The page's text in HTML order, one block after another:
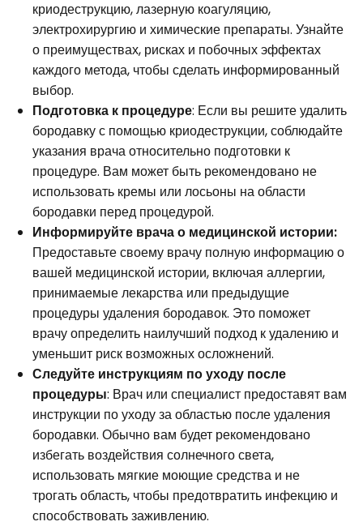
криодеструкцию, лазерную коагуляцию,
электрохирургию и химические препараты. Узнайте
о преимуществах, рисках и побочных эффектах
каждого метода, чтобы сделать информированный
выбор.
Подготовка к процедуре: Если вы решите удалить
бородавку с помощью криодеструкции, соблюдайте
указания врача относительно подготовки к
процедуре. Вам может быть рекомендовано не
использовать кремы или лосьоны на области
бородавки перед процедурой.
Информируйте врача о медицинской истории:
Предоставьте своему врачу полную информацию о
вашей медицинской истории, включая аллергии,
принимаемые лекарства или предыдущие
процедуры удаления бородавок. Это поможет
врачу определить наилучший подход к удалению и
уменьшит риск возможных осложнений.
Следуйте инструкциям по уходу после
процедуры: Врач или специалист предоставят вам
инструкции по уходу за областью после удаления
бородавки. Обычно вам будет рекомендовано
избегать воздействия солнечного света,
использовать мягкие моющие средства и не
трогать область, чтобы предотвратить инфекцию и
способствовать заживлению.